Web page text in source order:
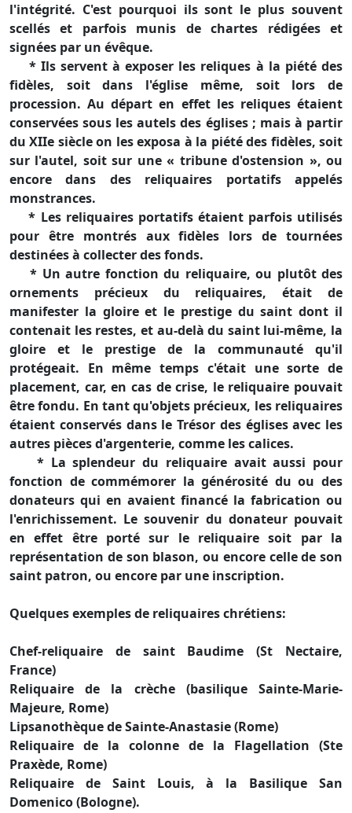
l'intégrité. C'est pourquoi ils sont le plus souvent
scellés et parfois munis de chartes rédigées et
signées par un évêque.
* Ils servent à exposer les reliques à la piété des
fidèles, soit dans l'église même, soit lors de
procession. Au départ en effet les reliques étaient
conservées sous les autels des églises ; mais à partir
du XIIe siècle on les exposa à la piété des fidèles, soit
sur l'autel, soit sur une « tribune d'ostension », ou
encore dans des reliquaires portatifs appelés
monstrances.
* Les reliquaires portatifs étaient parfois utilisés
pour être montrés aux fidèles lors de tournées
destinées à collecter des fonds.
* Un autre fonction du reliquaire, ou plutôt des
ornements précieux du reliquaires, était de
manifester la gloire et le prestige du saint dont il
contenait les restes, et au-delà du saint lui-même, la
gloire et le prestige de la communauté qu'il
protégeait. En même temps c'était une sorte de
placement, car, en cas de crise, le reliquaire pouvait
être fondu. En tant qu'objets précieux, les reliquaires
étaient conservés dans le Trésor des églises avec les
autres pièces d'argenterie, comme les calices.
* La splendeur du reliquaire avait aussi pour
fonction de commémorer la générosité du ou des
donateurs qui en avaient financé la fabrication ou
l'enrichissement. Le souvenir du donateur pouvait
en effet être porté sur le reliquaire soit par la
représentation de son blason, ou encore celle de son
saint patron, ou encore par une inscription.
Quelques exemples de reliquaires chrétiens:
Chef-reliquaire de saint Baudime (St Nectaire,
France)
Reliquaire de la crèche (basilique Sainte-Marie-
Majeure, Rome)
Lipsanothèque de Sainte-Anastasie (Rome)
Reliquaire de la colonne de la Flagellation (Ste
Praxède, Rome)
Reliquaire de Saint Louis, à la Basilique San
Domenico (Bologne).